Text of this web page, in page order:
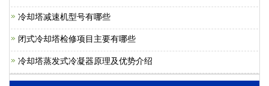
冷却塔减速机型号有哪些
闭式冷却塔检修项目主要有哪些
冷却塔蒸发式冷凝器原理及优势介绍